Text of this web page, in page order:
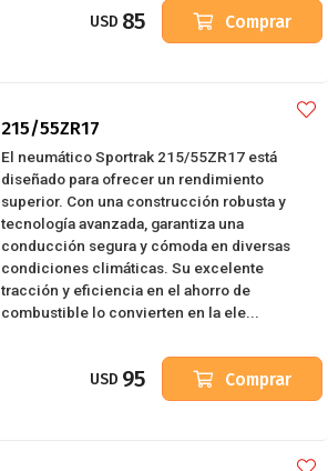
USD 85 Comprar
215/55ZR17
El neumático Sportrak 215/55ZR17 está
diseñado para ofrecer un rendimiento
superior. Con una construcción robusta y
tecnología avanzada, garantiza una
conducción segura y cómoda en diversas
condiciones climáticas. Su excelente
tracción y eficiencia en el ahorro de
combustible lo convierten en la ele...
USD 95 Comprar